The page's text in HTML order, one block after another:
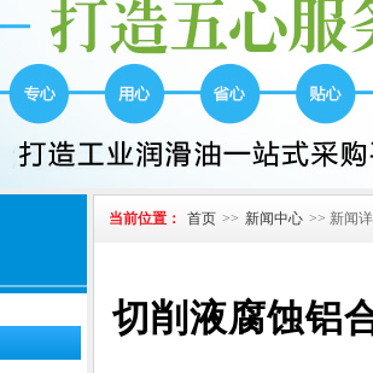
当前位置： 首页 >> 新闻中心 >> 新闻
切削液腐蚀铝